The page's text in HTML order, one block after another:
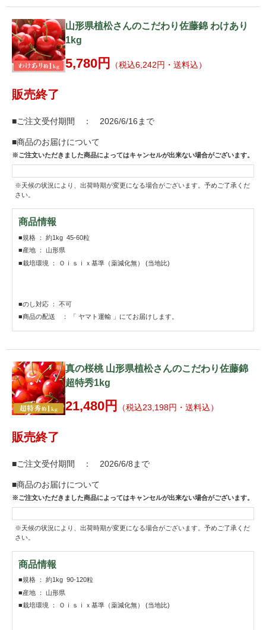
山形県植松さんのこだわり佐藤錦 わけあり
1kg
5,780円 （税込6,242円・送料込）
販売終了
■ご注文受付期間 ： 2026/6/16まで
■商品のお届けについて
※ご注文いただきました商品によってはキャンセルが出来ない場合がございます。
※天候の状況により、出荷時期が変更になる場合がございます。予めご了承くだ
さい。
商品情報
■規格 ： 約1kg 45-60粒
■産地 ： 山形県
■栽培環境 ： Ｏｉｓｉｘ基準（薬減化無） (当地比)
■のし対応 ： 不可
■商品の配送 ： 「 ヤマト運輸 」にてお届けします。
真の桜桃 山形県植松さんのこだわり佐藤錦
超特秀1kg
21,480円 （税込23,198円・送料込）
販売終了
■ご注文受付期間 ： 2026/6/8まで
■商品のお届けについて
※ご注文いただきました商品によってはキャンセルが出来ない場合がございます。
※天候の状況により、出荷時期が変更になる場合がございます。予めご了承くだ
さい。
商品情報
■規格 ： 約1kg 90-120粒
■産地 ： 山形県
■栽培環境 ： Ｏｉｓｉｘ基準（薬減化無） (当地比)